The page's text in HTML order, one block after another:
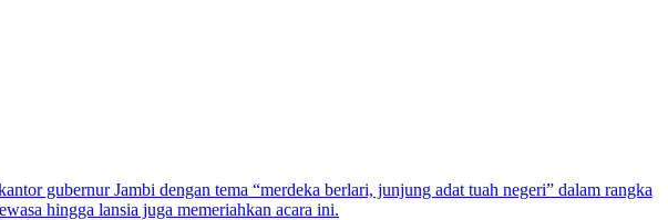
gubernur Jambi dengan tema “merdeka berlari, junjung adat tuah negeri” dalam rangka
hingga lansia juga memeriahkan acara ini.